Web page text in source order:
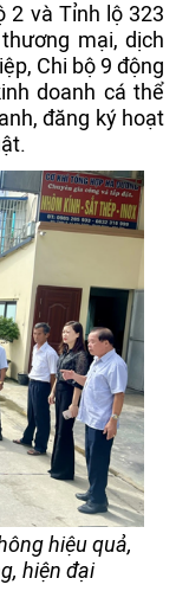
2 và Tỉnh lộ 323
mại, dịch
Chi bộ 9 động
doanh cá thể
đăng ký hoạt
hiệu quả,
hiện đại